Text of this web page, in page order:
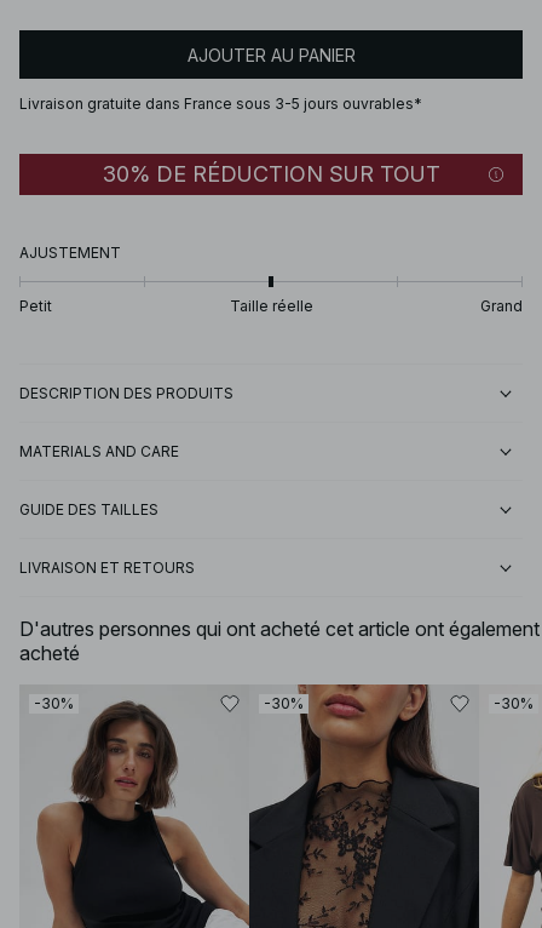
AJOUTER AU PANIER
Livraison gratuite dans France sous 3-5 jours ouvrables*
30% DE RÉDUCTION SUR TOUT
AJUSTEMENT
Petit Taille réelle Grand
DESCRIPTION DES PRODUITS
MATERIALS AND CARE
GUIDE DES TAILLES
LIVRAISON ET RETOURS
D'autres personnes qui ont acheté cet article ont également
acheté
-30% -30% -30%